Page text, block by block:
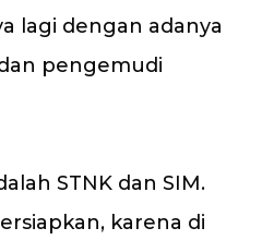
lagi dengan adanya
pengemudi
STNK dan SIM.
karena di